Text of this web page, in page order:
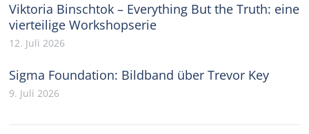
Viktoria Binschtok – Everything But the Truth: eine
vierteilige Workshopserie
12. Juli 2026
Sigma Foundation: Bildband über Trevor Key
9. Juli 2026